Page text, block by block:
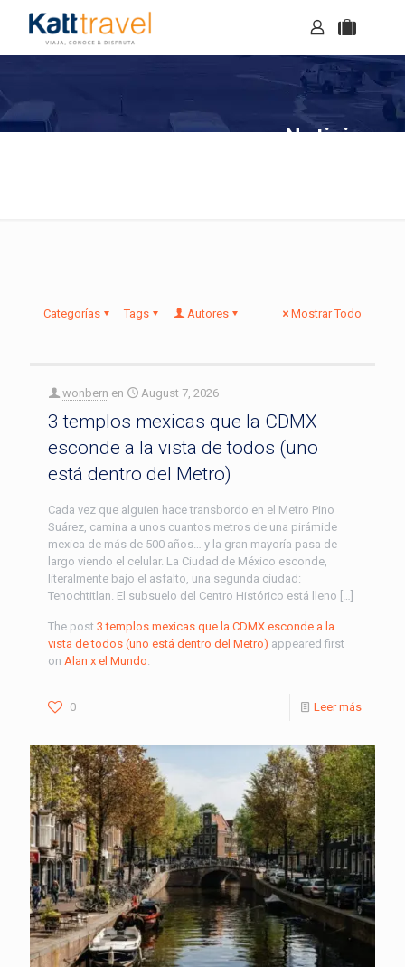
Noticias
Categorías Tags Autores Mostrar Todo
wonbern en August 7, 2026
3 templos mexicas que la CDMX
esconde a la vista de todos (uno
está dentro del Metro)
Cada vez que alguien hace transbordo en el Metro Pino
Suárez, camina a unos cuantos metros de una pirámide
mexica de más de 500 años… y la gran mayoría pasa de
largo viendo el celular. La Ciudad de México esconde,
literalmente bajo el asfalto, una segunda ciudad:
Tenochtitlan. El subsuelo del Centro Histórico está lleno […]
The post 3 templos mexicas que la CDMX esconde a la
vista de todos (uno está dentro del Metro) appeared first
on Alan x el Mundo.
0 Leer más